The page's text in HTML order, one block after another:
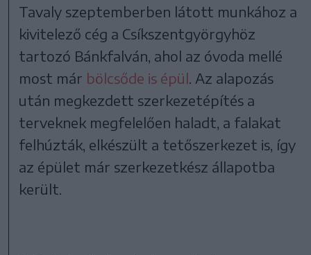
Tavaly szeptemberben látott munkához a
kivitelező cég a Csíkszentgyörgyhöz
tartozó Bánkfalván, ahol az óvoda mellé
most már bölcsőde is épül . Az alapozás
után megkezdett szerkezetépítés a
terveknek megfelelően haladt, a falakat
felhúzták, elkészült a tetőszerkezet is, így
az épület már szerkezetkész állapotba
került.